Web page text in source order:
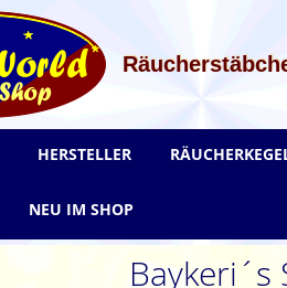
HERSTELLER
NEU IM SHOP